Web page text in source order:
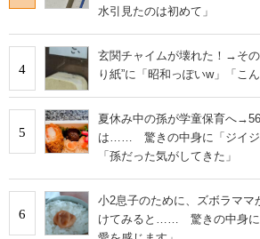
水引見たのは初めて」
4
玄関チャイムが壊れた！→そ
り紙”に「昭和っぽいw」「こ
5
夏休み中の孫が学童保育へ
は…… 驚きの中身に「ジイジ
「孫だった気がしてきた」
6
小2息子のために、ズボラママ
けてみると…… 驚きの中身に